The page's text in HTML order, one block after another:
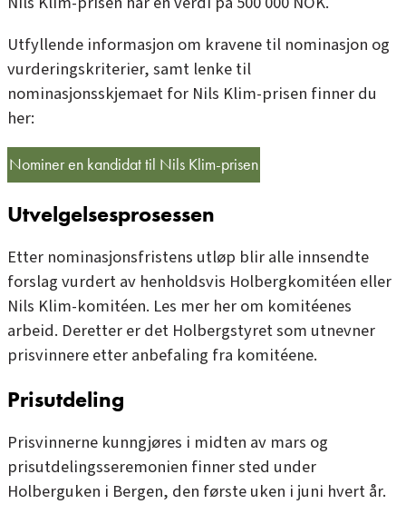
Utfyllende informasjon om kravene til nominasjon og
vurderingskriterier, samt lenke til
nominasjonsskjemaet for Nils Klim-prisen finner du
her:
Nominer en kandidat til Nils Klim-prisen
Utvelgelsesprosessen
Etter nominasjonsfristens utløp blir alle innsendte
forslag vurdert av henholdsvis Holbergkomitéen eller
Nils Klim-komitéen. Les mer herom komitéenes
arbeid. Deretter er det Holbergstyretsom utnevner
prisvinnere etter anbefaling fra komitéene.
Prisutdeling
Prisvinnerne kunngjøres i midten av mars og
prisutdelingsseremonien finner sted under
Holberguken i Bergen, den første uken i juni hvert år.